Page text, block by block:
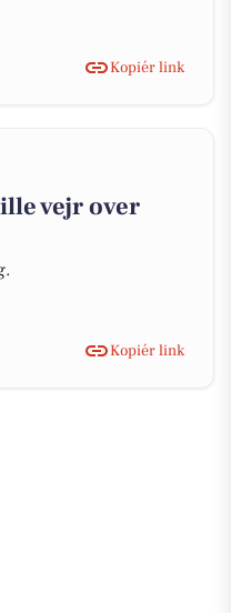
Kopiér link
vejr over
Kopiér link